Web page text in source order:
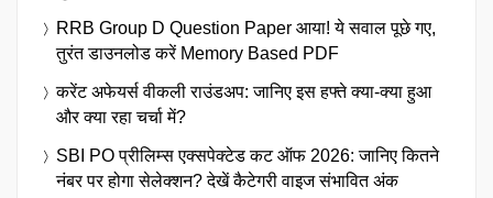
RRB Group D Question Paper आया! ये सवाल पूछे गए,
तुरंत डाउनलोड करें Memory Based PDF
करेंट अफेयर्स वीकली राउंडअप: जानिए इस हफ्ते क्या-क्या हुआ
और क्या रहा चर्चा में?
SBI PO प्रीलिम्स एक्सपेक्टेड कट ऑफ 2026: जानिए कितने
नंबर पर होगा सेलेक्शन? देखें कैटेगरी वाइज संभावित अंक